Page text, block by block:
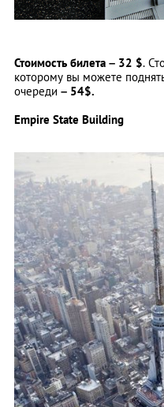
Стоимость билета – 32 $.
которому вы можете
очереди – 54$.
Empire State Building